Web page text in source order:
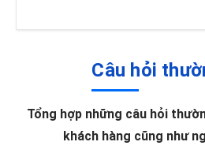
Câu hỏi
Tổng hợp những câu hỏi
khách hàng cũng như